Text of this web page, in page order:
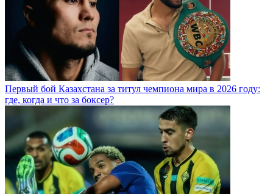
Первый бой Казахстана за титул чемпиона мира в 2026 году:
где, когда и что за боксер?